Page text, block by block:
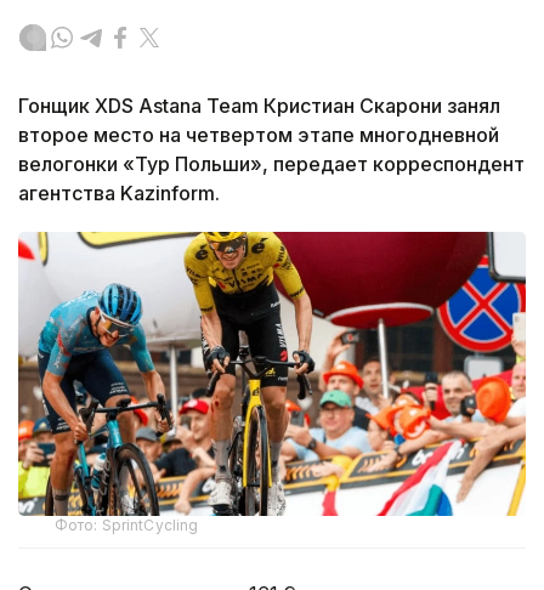
Гонщик XDS Astana Team Кристиан Скарони занял
второе место на четвертом этапе многодневной
велогонки «Тур Польши», передает корреспондент
агентства Kazinform.
Фото: SprintCycling